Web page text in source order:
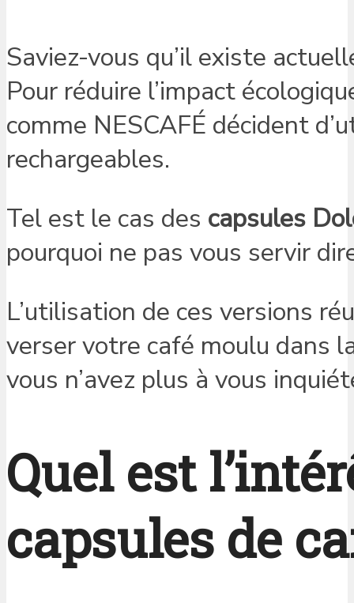
Saviez-vous qu’il existe
Pour réduire l’impact
comme NESCAFÉ décident
rechargeables.
Tel est le cas des capsules
pourquoi ne pas vous servir
L’utilisation de ces versions
verser votre café moulu dans
vous n’avez plus à vous
Quel est
capsules de